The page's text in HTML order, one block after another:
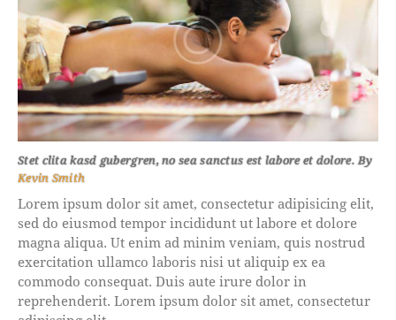
Stet clita kasd gubergren, no sea sanctus est labore et dolore. By
Kevin Smith
Lorem ipsum dolor sit amet, consectetur adipisicing elit,
sed do eiusmod tempor incididunt ut labore et dolore
magna aliqua. Ut enim ad minim veniam, quis nostrud
exercitation ullamco laboris nisi ut aliquip ex ea
commodo consequat. Duis aute irure dolor in
reprehenderit. Lorem ipsum dolor sit amet, consectetur